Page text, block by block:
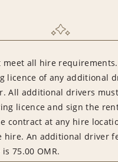
all hire
licence of any additional
All additional drivers
licence and sign the
contract at any hire
An additional driver
75.00 OMR.